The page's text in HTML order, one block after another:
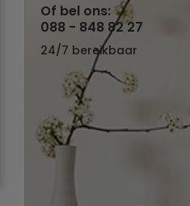
Of bel ons:
088 - 848 82 27
24/7 bereikbaar